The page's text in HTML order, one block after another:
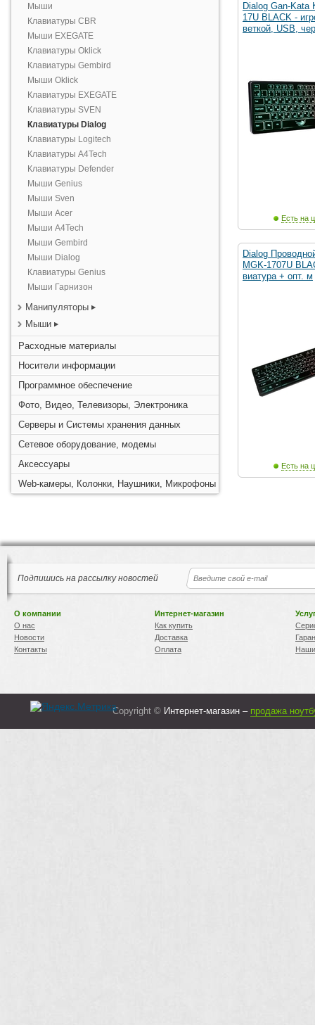
Мыши
Клавиатуры CBR
Мыши EXEGATE
Клавиатуры Oklick
Клавиатуры Gembird
Мыши Oklick
Клавиатуры EXEGATE
Клавиатуры SVEN
Клавиатуры Dialog
Клавиатуры Logitech
Клавиатуры A4Tech
Клавиатуры Defender
Мыши Genius
Мыши Sven
Мыши Acer
Мыши A4Tech
Мыши Gembird
Мыши Dialog
Клавиатуры Genius
Мыши Гарнизон
Манипуляторы
Мыши
Расходные материалы
Носители информации
Программное обеспечение
Фото, Видео, Телевизоры, Электроника
Серверы и Системы хранения данных
Сетевое оборудование, модемы
Аксессуары
Web-камеры, Колонки, Наушники, Микрофоны
Dialog Gan-Kata
17U BLACK -
веткой, USB,
Есть на
Dialog
MGK-1707U
виатура + опт. м
Есть на
Подпишись на рассылку новостей
О компании
О нас
Новости
Контакты
Интернет-магазин
Как купить
Доставка
Оплата
Copyright © Интернет-магазин – продажа